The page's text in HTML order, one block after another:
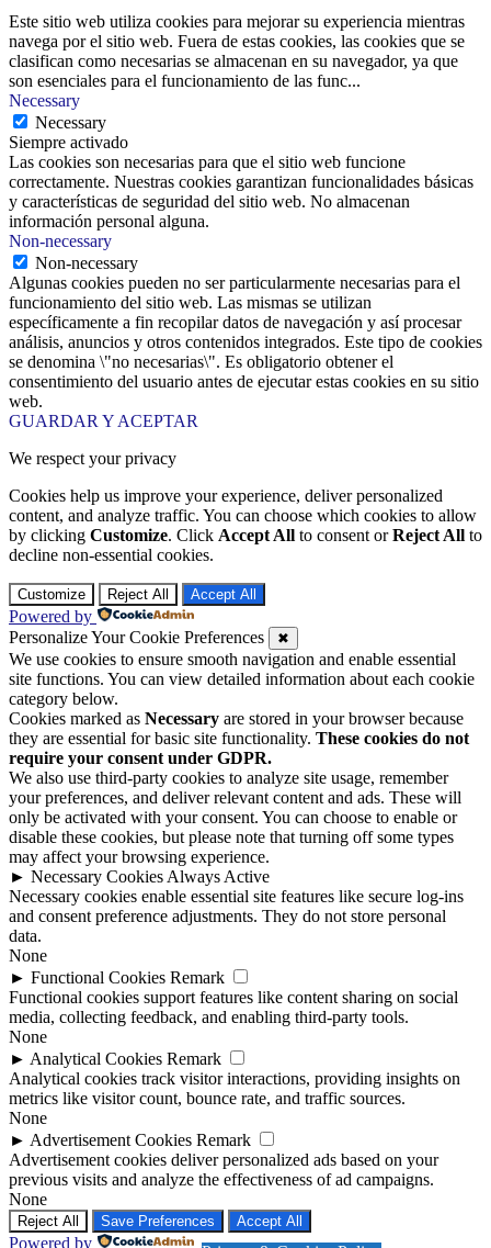
Este sitio web utiliza cookies para mejorar su experiencia mientras
navega por el sitio web. Fuera de estas cookies, las cookies que se
clasifican como necesarias se almacenan en su navegador, ya que
son esenciales para el funcionamiento de las func...
Necessary
Necessary
Siempre activado
Las cookies son necesarias para que el sitio web funcione
correctamente. Nuestras cookies garantizan funcionalidades básicas
y características de seguridad del sitio web. No almacenan
información personal alguna.
Non-necessary
Non-necessary
Algunas cookies pueden no ser particularmente necesarias para el
funcionamiento del sitio web. Las mismas se utilizan
específicamente a fin recopilar datos de navegación y así procesar
análisis, anuncios y otros contenidos integrados. Este tipo de cookies
se denomina \"no necesarias\". Es obligatorio obtener el
consentimiento del usuario antes de ejecutar estas cookies en su sitio
web.
GUARDAR Y ACEPTAR
We respect your privacy
Cookies help us improve your experience, deliver personalized
content, and analyze traffic. You can choose which cookies to allow
by clicking Customize. Click Accept All to consent orReject All to
decline non-essential cookies.
Customize Reject All Accept All
Powered by
Personalize Your Cookie Preferences
✖
We use cookies to ensure smooth navigation and enable essential
site functions. You can view detailed information about each cookie
category below.
Cookies marked as Necessary are stored in your browser because
they are essential for basic site functionality. These cookies do not
require your consent under GDPR.
We also use third-party cookies to analyze site usage, remember
your preferences, and deliver relevant content and ads. These will
only be activated with your consent. You can choose to enable or
disable these cookies, but please note that turning off some types
may affect your browsing experience.
► Necessary Cookies Always Active
Necessary cookies enable essential site features like secure log-ins
and consent preference adjustments. They do not store personal
data.
None
► Functional Cookies Remark
Functional cookies support features like content sharing on social
media, collecting feedback, and enabling third-party tools.
None
► Analytical Cookies Remark
Analytical cookies track visitor interactions, providing insights on
metrics like visitor count, bounce rate, and traffic sources.
None
► Advertisement Cookies Remark
Advertisement cookies deliver personalized ads based on your
previous visits and analyze the effectiveness of ad campaigns.
None
Reject All Save Preferences Accept All
Powered by